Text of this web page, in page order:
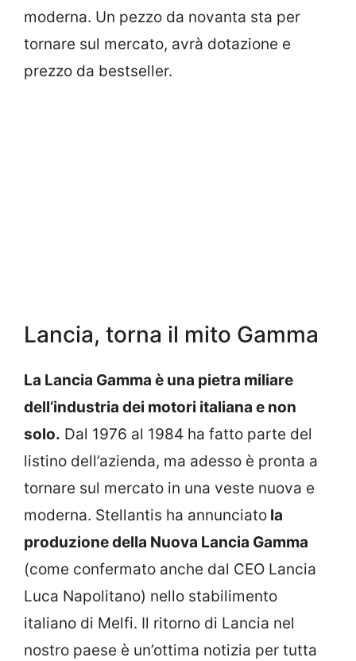
moderna. Un pezzo da novanta sta per
tornare sul mercato, avrà dotazione e
prezzo da bestseller.
Lancia, torna il mito Gamma
La Lancia Gamma è una pietra miliare
dell’industria dei motori italiana e non
solo. Dal 1976 al 1984 ha fatto parte del
listino dell’azienda, ma adesso è pronta a
tornare sul mercato in una veste nuova e
moderna. Stellantis ha annunciato la
produzione della Nuova Lancia Gamma
(come confermato anche dal CEO Lancia
Luca Napolitano) nello stabilimento
italiano di Melfi. Il ritorno di Lancia nel
nostro paese è un’ottima notizia per tutta